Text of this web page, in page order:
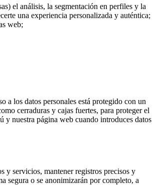
el análisis, la segmentación en perfiles y la
una experiencia personalizada y auténtica;
web;
a los datos personales está protegido con un
cerraduras y cajas fuertes, para proteger el
y nuestra página web cuando introduces datos
y servicios, mantener registros precisos y
segura o se anonimizarán por completo, a